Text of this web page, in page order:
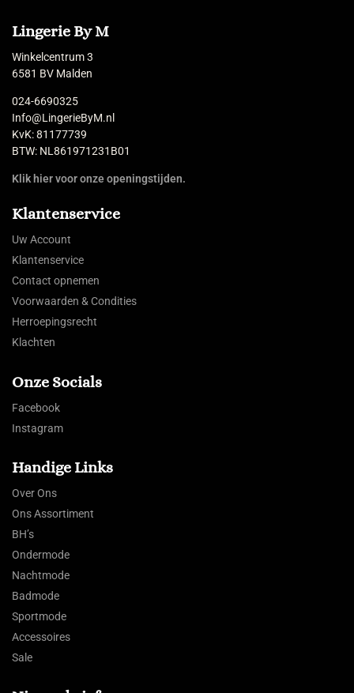
Lingerie By M
Winkelcentrum 3
6581 BV Malden
024-6690325
Info@LingerieByM.nl
KvK: 81177739
BTW: NL861971231B01
Klik hier voor onze openingstijden.
Klantenservice
Uw Account
Klantenservice
Contact opnemen
Voorwaarden & Condities
Herroepingsrecht
Klachten
Onze Socials
Facebook
Instagram
Handige Links
Over Ons
Ons Assortiment
BH’s
Ondermode
Nachtmode
Badmode
Sportmode
Accessoires
Sale